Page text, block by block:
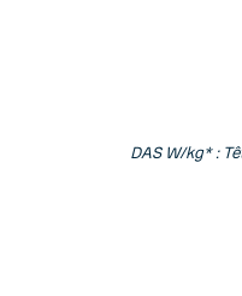
DAS W/kg* :